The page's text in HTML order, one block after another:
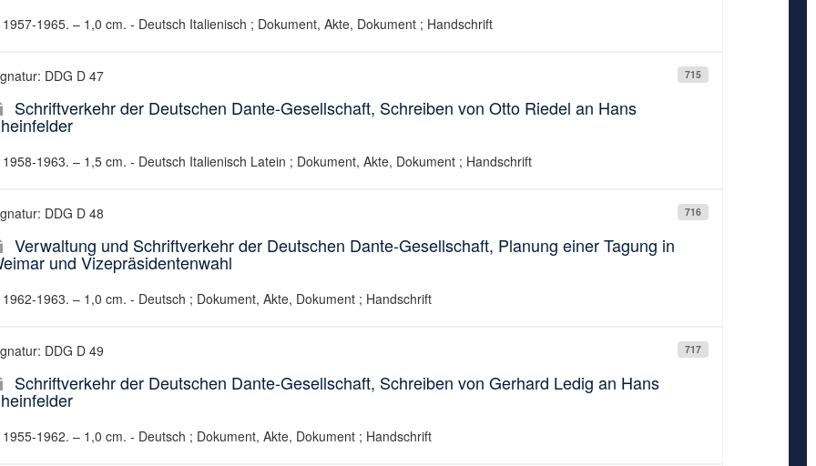
1957-1965. – 1,0 cm. - Deutsch Italienisch ; Dokument, Akte, Dokument ; Handschrift
715
DDG D 47
Schriftverkehr der Deutschen Dante-Gesellschaft, Schreiben von Otto Riedel an Hans
1958-1963. – 1,5 cm. - Deutsch Italienisch Latein ; Dokument, Akte, Dokument ; Handschrift
716
DDG D 48
Verwaltung und Schriftverkehr der Deutschen Dante-Gesellschaft, Planung einer Tagung in
und Vizepräsidentenwahl
1962-1963. – 1,0 cm. - Deutsch ; Dokument, Akte, Dokument ; Handschrift
717
DDG D 49
Schriftverkehr der Deutschen Dante-Gesellschaft, Schreiben von Gerhard Ledig an Hans
1955-1962. – 1,0 cm. - Deutsch ; Dokument, Akte, Dokument ; Handschrift